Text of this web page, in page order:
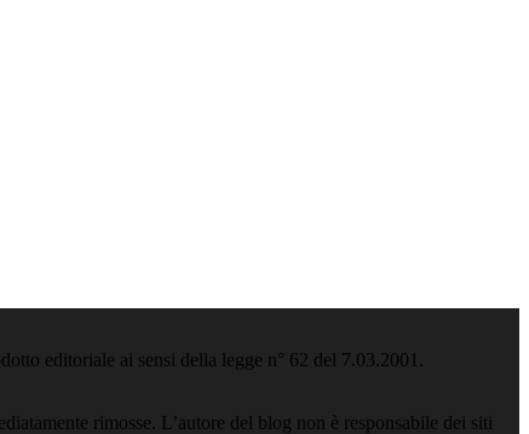
editoriale ai sensi della legge n° 62 del 7.03.2001.
rimosse. L’autore del blog non è responsabile dei siti